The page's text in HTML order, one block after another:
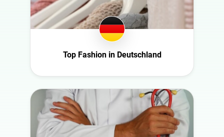
Mexico
New Zealand
Österreich
Rumänien
Saudi Arabia
Schweden
Top Fashion in Deutschland